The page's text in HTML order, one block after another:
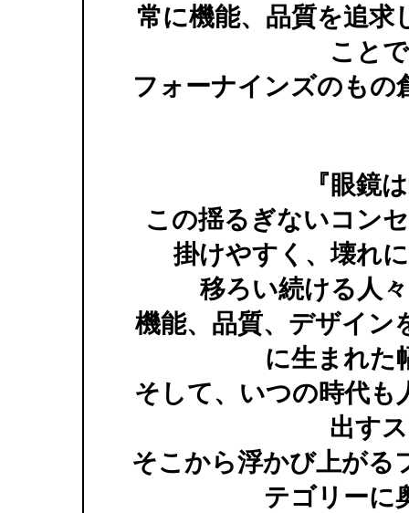
常に機能、品質を追求
こと
フォーナインズのもの
『眼鏡
この揺るぎないコン
掛けやすく、壊れ
移ろい続ける人
機能、品質、デザイン
に生まれた
そして、いつの時代も
出す
そこから浮かび上がる
テゴリーに